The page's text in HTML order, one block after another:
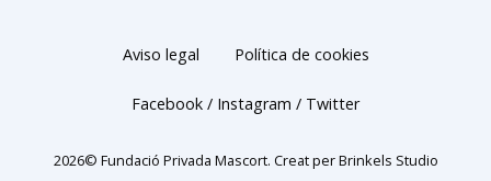
Aviso legal Política de cookies
Facebook Instagram Twitter
2026© Fundació Privada Mascort. Creat perBrinkels Studio